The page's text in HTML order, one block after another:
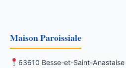
Maison Paroissiale
63610 Besse-et-Saint-Anastaise